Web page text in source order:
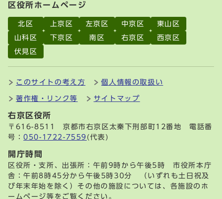
区役所ホームページ
北区 上京区 左京区 中京区
東山区
山科区
下京区 南区 右京区
西京区
伏見区
このサイトの考え方 個人情報の取扱い
著作権・リンク等 サイトマップ
右京区役所
〒616-8511 京都市右京区太秦下刑部町12番地 電話番
号：050-1722-7559 (代表)
開庁時間
区役所・支所、出張所：午前9時から午後5時 市役所本庁
舎：午前8時45分から午後5時30分 （いずれも土日祝及
び年末年始を除く）その他の施設については、各施設のホ
ームページ等をご覧ください。